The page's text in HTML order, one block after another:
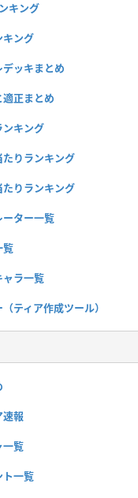
キング
キング
ッキまとめ
正まとめ
ンキング
りランキング
りランキング
ーター一覧
覧
ャラ一覧
ティア作成ツール）
速報
一覧
ト一覧